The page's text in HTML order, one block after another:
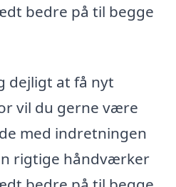
bedre på til begge
dejligt at få nyt
vil du gerne være
med indretningen
rigtige håndværker